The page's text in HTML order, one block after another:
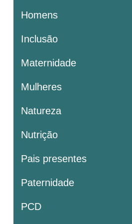
Homens
Inclusão
Maternidade
Mulheres
Natureza
Nutrição
Pais presentes
Paternidade
PCD